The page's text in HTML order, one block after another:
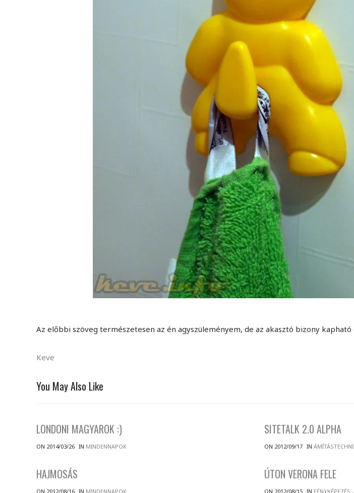
Az előbbi szöveg természetesen az én agyszüleményem, de az akasztó bizony
Keve
You May Also Like
LONDONI MAGYAROK :)
ON 2014/03/26 IN MINDENNAPOK
SITETALK 2.0 ALPHA
ON 2012/09/17 IN
HAJMOSÁS
ON 2012/08/16 IN MINDENNAPOK
ÚTON VERONA FELE
ON 2012/08/15 IN FÉNYKÉPEZÉS ,